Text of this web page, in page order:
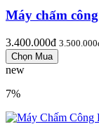
Máy chấm
3.400.000đ
new
7%